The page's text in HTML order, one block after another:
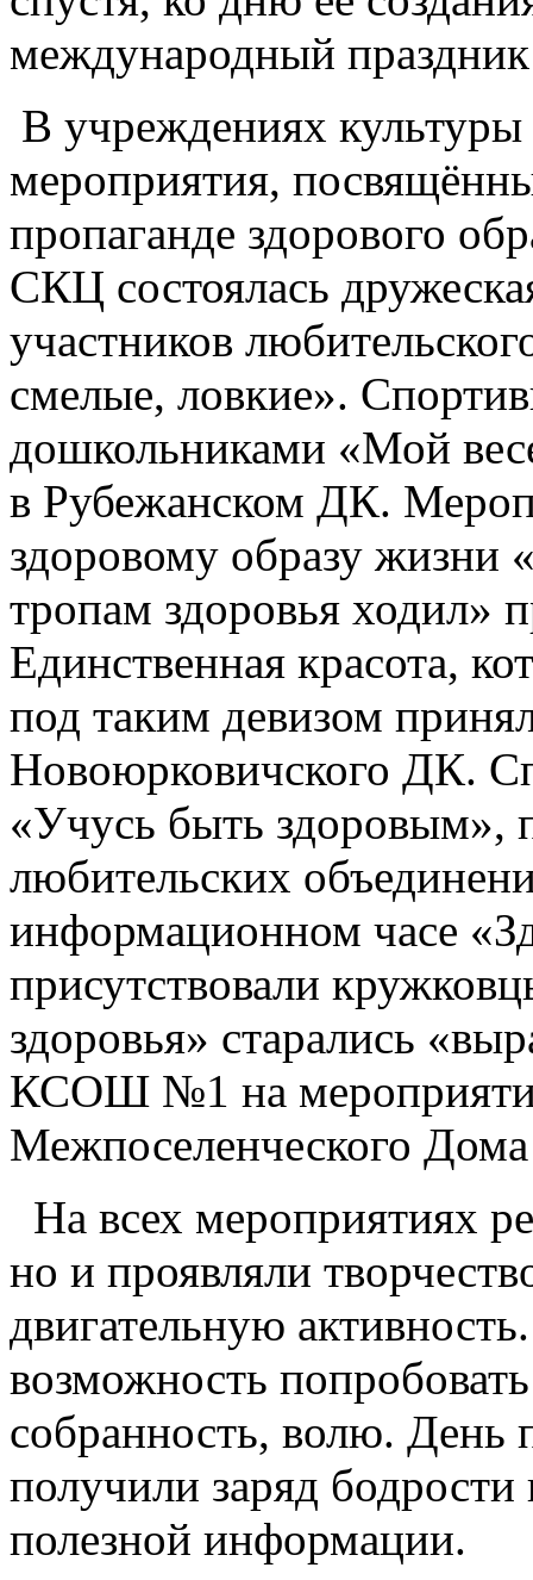
международный
В учреждениях
мероприятия,
пропаганде здорового
СКЦ состоялась
участников
смелые, ловкие».
дошкольниками «Мой
в Рубежанском ДК.
здоровому образу жизни
тропам здоровья ходил»
Единственная красота,
под таким девизом
Новоюрковичского ДК.
«Учусь быть здоровым»,
любительских
информационном часе
присутствовали
здоровья» старались
КСОШ №1 на
Межпоселенческого
На всех мероприятиях
но и проявляли
двигательную
возможность
собранность, волю. День
получили заряд
полезной информации.